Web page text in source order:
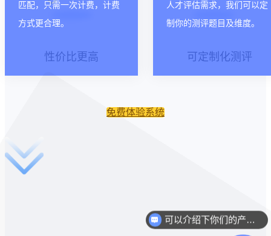
性价比更高
匹配，只需一次计费，计费
方式更合理。
可定制化测评
人才评估需求，我们可以定
制你的测评题目及维度。
免费体验系统
你们是怎么收费的呢？